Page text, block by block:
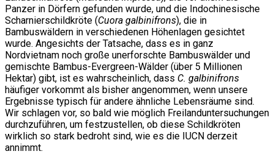
Panzer in Dörfern gefunden wurde, und die Indochinesische
Scharnierschildkröte (Cuora galbinifrons), die in
Bambuswäldern in verschiedenen Höhenlagen gesichtet
wurde. Angesichts der Tatsache, dass es in ganz
Nordvietnam noch große unerforschte Bambuswälder und
gemischte Bambus-Evergreen-Wälder (über 5 Millionen
Hektar) gibt, ist es wahrscheinlich, dass C. galbinifrons
häufiger vorkommt als bisher angenommen, wenn unsere
Ergebnisse typisch für andere ähnliche Lebensräume sind.
Wir schlagen vor, so bald wie möglich Freilanduntersuchungen
durchzuführen, um festzustellen, ob diese Schildkröten
wirklich so stark bedroht sind, wie es die IUCN derzeit
annimmt.